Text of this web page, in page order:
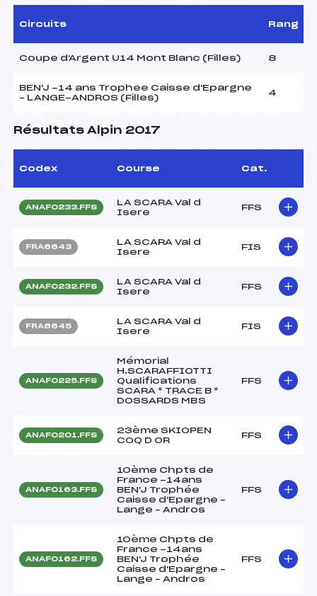
Circuits Rang
Coupe d'Argent U14 Mont Blanc (Filles) 8
BEN'J -14 ans Trophee Caisse d'Epargne
– LANGE-ANDROS (Filles)
4
Résultats Alpin 2017
Codex Course Cat.
ANAF0233.FFS
LA SCARA Val d
Isere
FFS
FRA6643
LA SCARA Val d
Isere
FIS
ANAF0232.FFS
LA SCARA Val d
Isere
FFS
FRA6645
LA SCARA Val d
Isere
FIS
ANAF0225.FFS
Mémorial
H.SCARAFFIOTTI
Qualifications
SCARA * TRACE B *
DOSSARDS MBS
FFS
ANAF0201.FFS
23ème SKIOPEN
COQ D OR
FFS
ANAF0163.FFS
10ème Chpts de
France -14ans
BEN'J Trophée
Caisse d'Epargne –
Lange – Andros
FFS
ANAF0162.FFS
10ème Chpts de
France -14ans
BEN'J Trophée
Caisse d'Epargne –
Lange – Andros
FFS